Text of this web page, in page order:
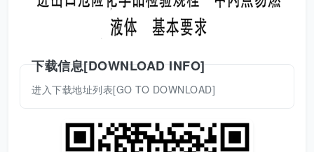
下载信息[DOWNLOAD INFO]
进入下载地址列表[GO TO DOWNLOAD]